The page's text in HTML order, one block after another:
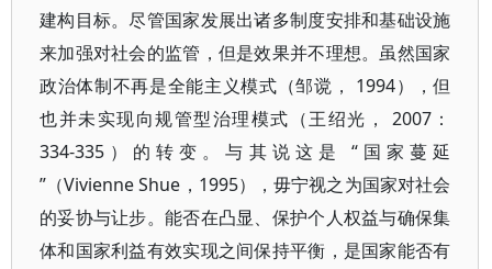
建构目标。尽管国家发展出诸多制度安排和基础设施
来加强对社会的监管，但是效果并不理想。虽然国家
政治体制不再是全能主义模式（邹谠， 1994），但
也并未实现向规管型治理模式（王绍光， 2007：
334-335）的转变。与其说这是 “国家蔓延
”（Vivienne Shue，1995），毋宁视之为国家对社会
的妥协与让步。能否在凸显、保护个人权益与确保集
体和国家利益有效实现之间保持平衡，是国家能否有